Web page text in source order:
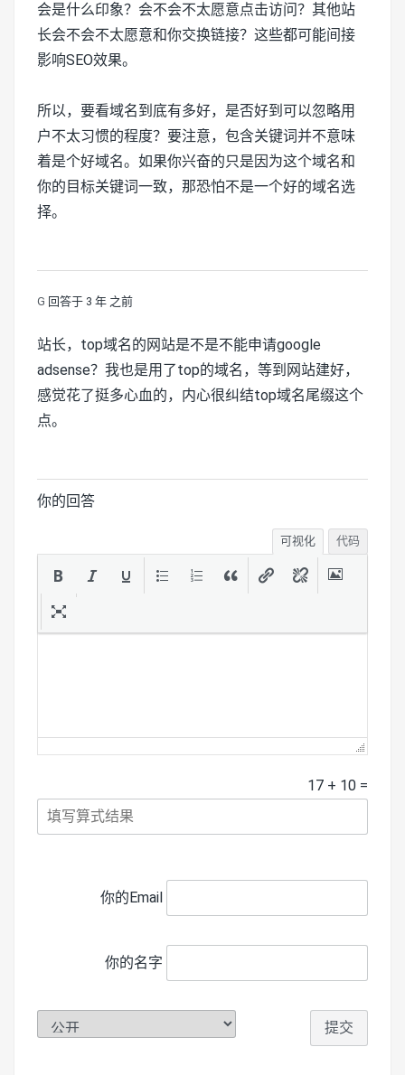
会是什么印象？会不会不太愿意点击访问？其他站
长会不会不太愿意和你交换链接？这些都可能间接
影响SEO效果。
所以，要看域名到底有多好，是否好到可以忽略用
户不太习惯的程度？要注意，包含关键词并不意味
着是个好域名。如果你兴奋的只是因为这个域名和
你的目标关键词一致，那恐怕不是一个好的域名选
择。
G 回答于 3 年 之前
站长，top域名的网站是不是不能申请google
adsense？我也是用了top的域名，等到网站建好，
感觉花了挺多心血的，内心很纠结top域名尾缀这个
点。
你的回答
可视化 代码
17 + 10 =
你的Email
你的名字